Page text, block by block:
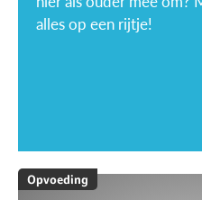
alles op een rijtje!
Opvoeding